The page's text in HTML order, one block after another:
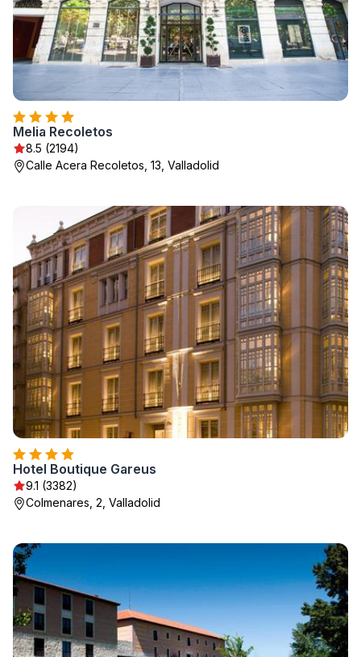
Melia Recoletos
8.5 (2194)
Calle Acera Recoletos, 13, Valladolid
Hotel Boutique Gareus
9.1 (3382)
Colmenares, 2, Valladolid